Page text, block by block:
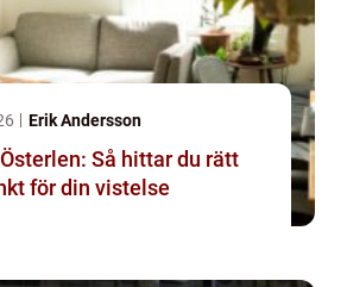
Erik Andersson
Så hittar du rätt
för din vistelse